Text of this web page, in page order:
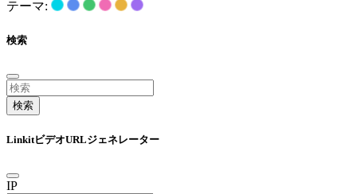
テーマ:
検索
検索
LinkitビデオURLジェネレーター
IP